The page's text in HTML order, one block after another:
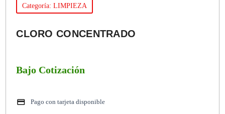
Categoría: LIMPIEZA
CLORO CONCENTRADO
Bajo Cotización
Pago con tarjeta disponible